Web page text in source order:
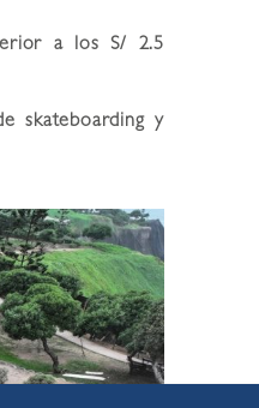
a los S/ 2.5
skateboarding y